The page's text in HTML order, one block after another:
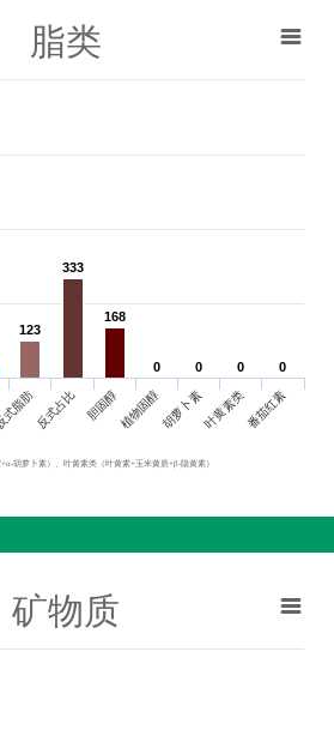
脂类
胡萝卜素）、叶黄素类（叶黄素+玉米黄质+β-隐黄素）
123
123
333
333
168
168
0
0 0
0 0
0 0
0
脂肪反式占比 胆固醇植物固醇胡萝卜素叶黄素类番茄红素
矿物质